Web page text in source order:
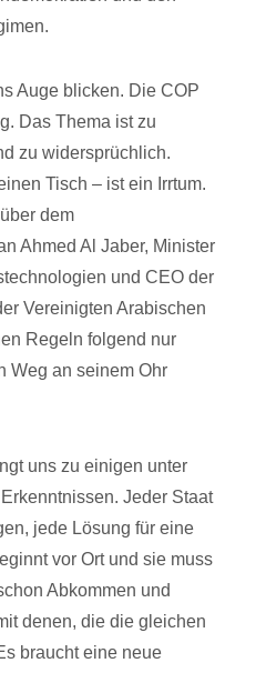
Auge blicken. Die COP
Das Thema ist zu
zu widersprüchlich.
Tisch – ist ein Irrtum.
dem
Ahmed Al Jaber, Minister
und CEO der
Vereinigten Arabischen
Regeln folgend nur
Weg an seinem Ohr
uns zu einigen unter
Jeder Staat
jede Lösung für eine
vor Ort und sie muss
Abkommen und
denen, die die gleichen
braucht eine neue